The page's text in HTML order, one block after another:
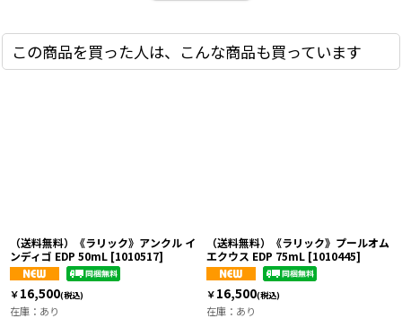
この商品を買った人は、こんな商品も買っています
（送料無料）《ラリック》アンクル イ
ンディゴ EDP 50mL [1010517]
￥ 16,500(税込)
在庫：あり
（送料無料）《ラリック》プールオム
エクウス EDP 75mL [1010445]
￥ 16,500(税込)
在庫：あり